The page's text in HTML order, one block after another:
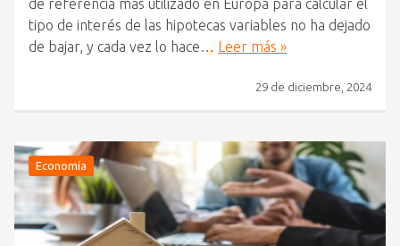
de referencia más utilizado en Europa para calcular el
tipo de interés de las hipotecas variables no ha dejado
de bajar, y cada vez lo hace…
Leer más »
29 de diciembre, 2024
Economía